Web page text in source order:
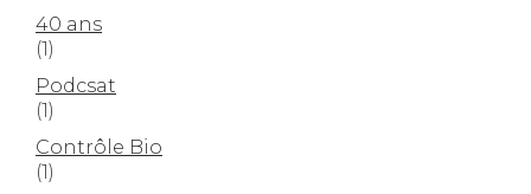
40 ans
(1)
Podcsat
(1)
Contrôle Bio
(1)